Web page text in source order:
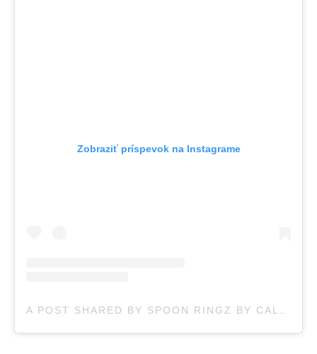
Zobraziť príspevok na Instagrame
A POST SHARED BY SPOON RINGZ BY CALAMITY SOFIE (@SPOONRINGZ)